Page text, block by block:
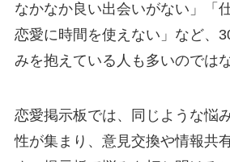
なかなか良い出会いがない」「
恋愛に時間を使えない」など、
みを抱えている人も多いのでは
恋愛掲示板では、同じような悩
性が集まり、意見交換や情報共